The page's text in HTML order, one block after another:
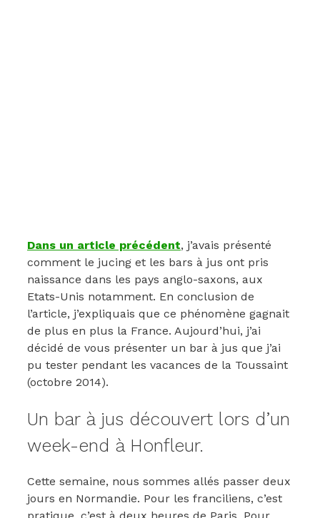
Dans un article précédent, j’avais présenté
comment le jucing et les bars à jus ont pris
naissance dans les pays anglo-saxons, aux
Etats-Unis notamment. En conclusion de
l’article, j’expliquais que ce phénomène gagnait
de plus en plus la France. Aujourd’hui, j’ai
décidé de vous présenter un bar à jus que j’ai
pu tester pendant les vacances de la Toussaint
(octobre 2014).
Un bar à jus découvert lors d’un
week-end à Honfleur.
Cette semaine, nous sommes allés passer deux
jours en Normandie. Pour les franciliens, c’est